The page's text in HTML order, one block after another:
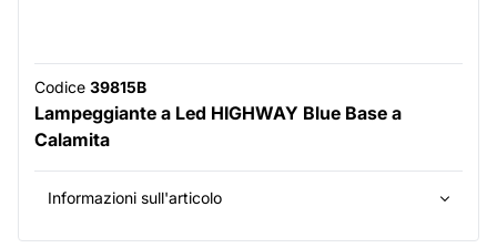
Codice 39815B
Lampeggiante a Led HIGHWAY Blue Base a
Calamita
Informazioni sull'articolo